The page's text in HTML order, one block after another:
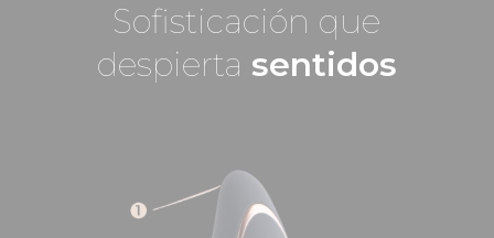
Sofisticación que
despierta sentidos